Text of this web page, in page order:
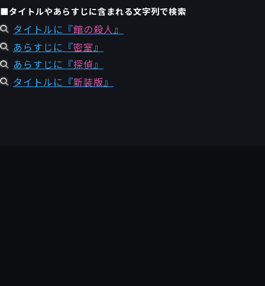
■タイトルやあらすじに含まれる文字列で検索
タイトルに『館の殺人』
あらすじに『密室 』
あらすじに『探偵』
タイトルに『新装版』